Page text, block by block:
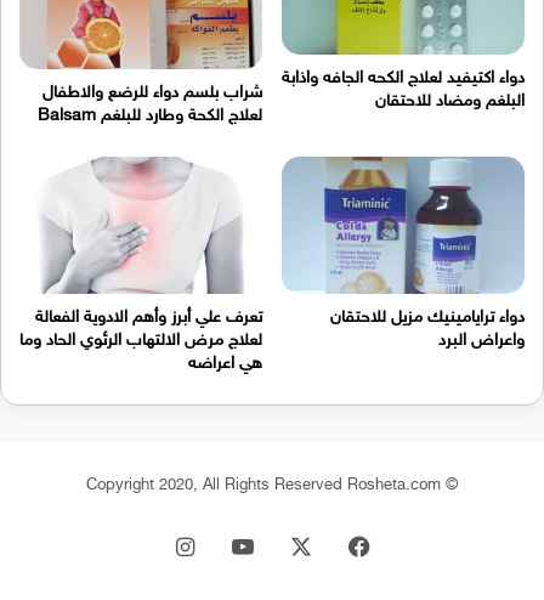
دواء اكتيفيد لعلاج الكحه الجافه واذابة
البلغم ومضاد للاحتقان
شراب بلسم دواء للرضع والاطفال
لعلاج الكحة وطارد للبلغم Balsam
دواء ترايامينيك مزيل للاحتقان
واعراض البرد
تعرف علي أبرز وأهم الادوية الفعالة
لعلاج مرض الالتهاب الرئوي الحاد وما
هي اعراضه
© Copyright 2020, All Rights Reserved Rosheta.com
فيسبوك ‫YouTubeانستقرام